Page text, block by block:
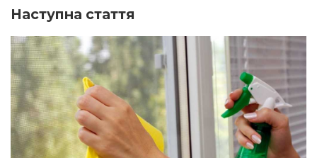
Наступна стаття